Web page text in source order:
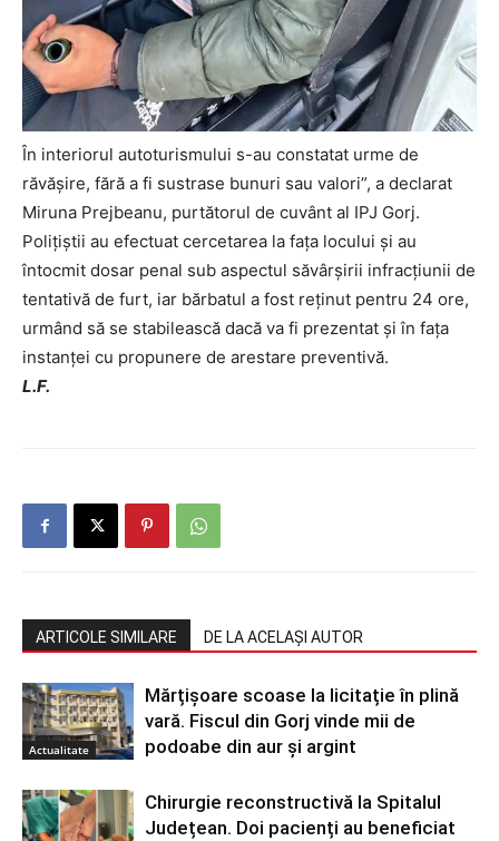
În interiorul autoturismului s-au constatat urme de
răvășire, fără a fi sustrase bunuri sau valori”, a declarat
Miruna Prejbeanu, purtătorul de cuvânt al IPJ Gorj.
Polițiștii au efectuat cercetarea la fața locului și au
întocmit dosar penal sub aspectul săvârşirii infracţiunii de
tentativă de furt, iar bărbatul a fost reținut pentru 24 ore,
urmând să se stabilească dacă va fi prezentat și în fața
instanței cu propunere de arestare preventivă.
L.F.
ARTICOLE SIMILARE DE LA ACELAȘI AUTOR
Actualitate
Mărțișoare scoase la licitație în plină
vară. Fiscul din Gorj vinde mii de
podoabe din aur și argint
Chirurgie reconstructivă la Spitalul
Județean. Doi pacienți au beneficiat